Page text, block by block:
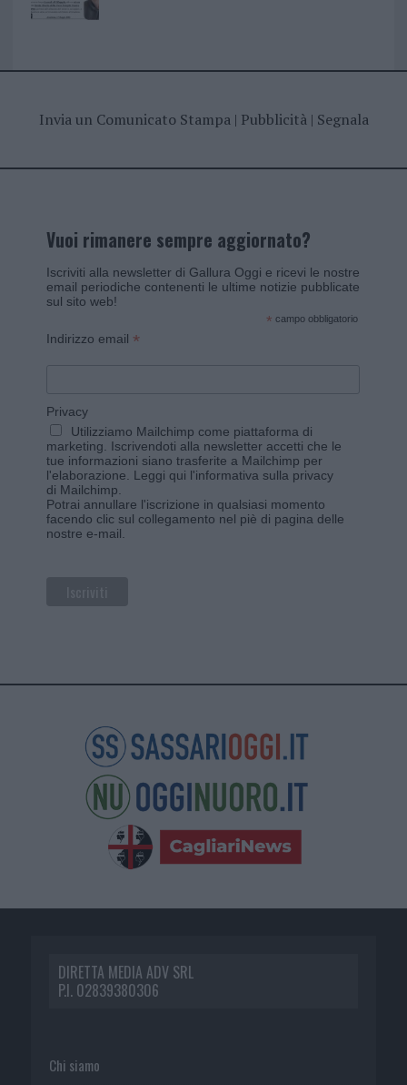
Invia un Comunicato Stampa| Pubblicità| Segnala
Vuoi rimanere sempre aggiornato?
Iscriviti alla newsletter di Gallura Oggi e ricevi le nostre
email periodiche contenenti le ultime notizie pubblicate
sul sito web!
* campo obbligatorio
Indirizzo email *
Privacy
Utilizziamo Mailchimp come piattaforma di
marketing. Iscrivendoti alla newsletter accetti che le
tue informazioni siano trasferite a Mailchimp per
l'elaborazione. Leggi qui l'informativa sulla privacy
di Mailchimp
Potrai annullare l'iscrizione in qualsiasi momento
facendo clic sul collegamento nel piè di pagina delle
nostre e-mail.
DIRETTA MEDIA ADV SRL
P.I. 02839380306
Chi siamo